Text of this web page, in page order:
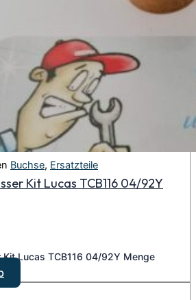
Buchse, Ersatzteile
Kit Lucas TCB116 04/92Y
Lucas TCB116 04/92Y Menge